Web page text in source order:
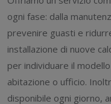
ogni fase: dalla
prevenire guasti e
installazione di nuove
per individuare il
abitazione o ufficio.
disponibile ogni giorno,